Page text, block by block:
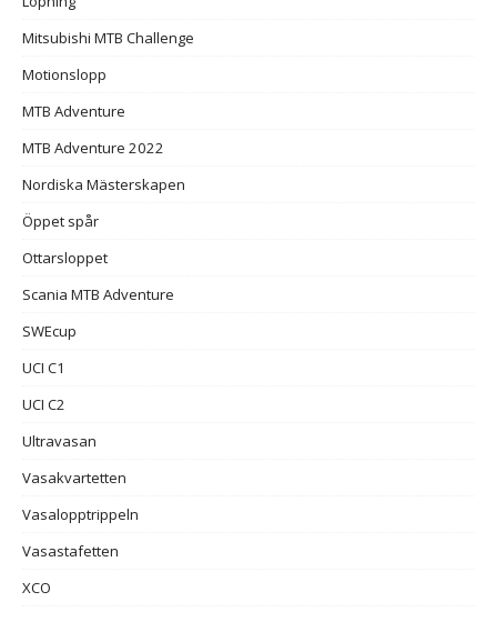
Mitsubishi MTB Challenge
Motionslopp
MTB Adventure
MTB Adventure 2022
Nordiska Mästerskapen
Öppet spår
Ottarsloppet
Scania MTB Adventure
SWEcup
UCI C1
UCI C2
Ultravasan
Vasakvartetten
Vasalopptrippeln
Vasastafetten
XCO